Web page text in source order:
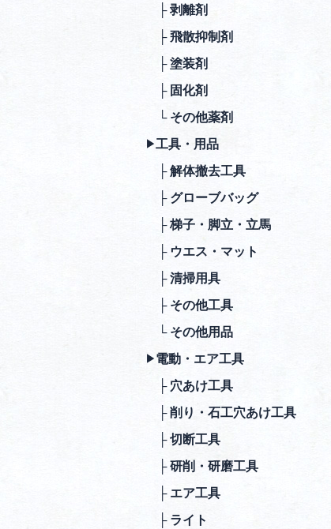
├ 剥離剤
├ ⾶散抑制剤
├ 塗装剤
├ 固化剤
└ その他薬剤
▶︎⼯具・⽤品
├ 解体撤去⼯具
├ グローブバッグ
├ 梯⼦・脚⽴・⽴⾺
├ ウエス・マット
├ 清掃⽤具
├ その他⼯具
└ その他⽤品
▶︎ 電動・エア⼯具
├ ⽳あけ⼯具
├ 削り・⽯⼯⽳あけ⼯具
├ 切断⼯具
├ 研削・研磨⼯具
├ エア⼯具
├ ライト